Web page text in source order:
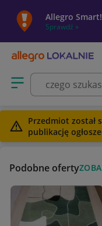
Allegro
Sprawdź »
Otwórz menu z
Przedmiot został
publikację
Podobne oferty